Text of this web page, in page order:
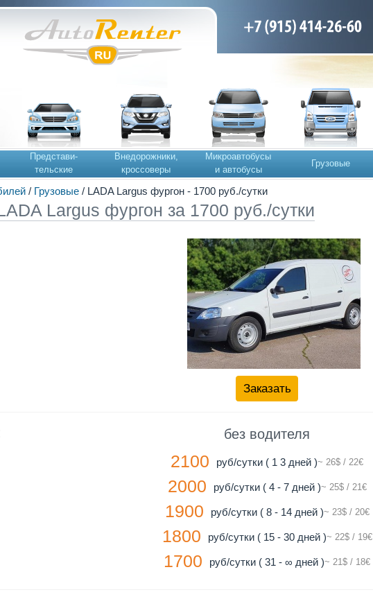
Представи-
тельские
Внедорожники,
кроссоверы
Микроавтобусы
и автобусы
Грузовые
/ Грузовые/ LADA Largus фургон - 1700 руб./сутки
Largus фургон за 1700 руб./сутки
Заказать
без водителя
2100 руб/сутки ( 1 3 дней )~ 26$ / 22€
2000 руб/сутки ( 4 - 7 дней )~ 25$ / 21€
1900 руб/сутки ( 8 - 14 дней )~ 23$ / 20€
1800 руб/сутки ( 15 - 30 дней )~ 22$ / 19€
1700 руб/сутки ( 31 - ∞ дней )~ 21$ / 18€